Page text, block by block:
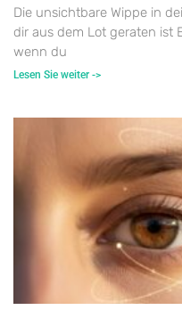
Die unsichtbare Wippe in
dir aus dem Lot geraten ist
wenn du
Lesen Sie weiter ->